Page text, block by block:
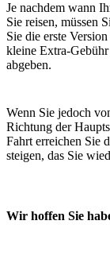
Je nachdem wann
Sie reisen, müssen
Sie die erste
kleine Extra-
abgeben.
Wenn Sie jedoch
Richtung der
Fahrt erreichen Sie
steigen, das Sie
Wir hoffen Sie